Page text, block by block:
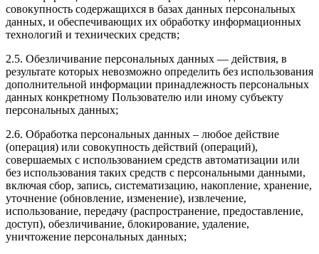
совокупность содержащихся в базах данных персональных
данных, и обеспечивающих их обработку информационных
технологий и технических средств;
2.5. Обезличивание персональных данных — действия, в
результате которых невозможно определить без использования
дополнительной информации принадлежность персональных
данных конкретному Пользователю или иному субъекту
персональных данных;
2.6. Обработка персональных данных – любое действие
(операция) или совокупность действий (операций),
совершаемых с использованием средств автоматизации или
без использования таких средств с персональными данными,
включая сбор, запись, систематизацию, накопление, хранение,
уточнение (обновление, изменение), извлечение,
использование, передачу (распространение, предоставление,
доступ), обезличивание, блокирование, удаление,
уничтожение персональных данных;